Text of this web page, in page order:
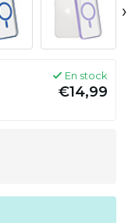
›
En stock
€14,99